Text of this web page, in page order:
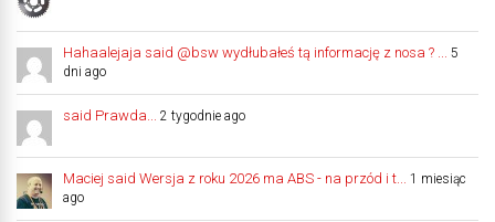
Hahaalejaja said @bsw wydłubałeś tą informację z nosa ? ... 5
dni ago
said Prawda... 2 tygodnie ago
Maciej said Wersja z roku 2026 ma ABS - na przód i t... 1 miesiąc
ago